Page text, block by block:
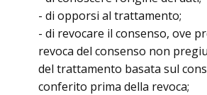
- di opporsi al trattamento;
- di revocare il consenso, ove
revoca del consenso non
del trattamento basata sul
conferito prima della revoca;